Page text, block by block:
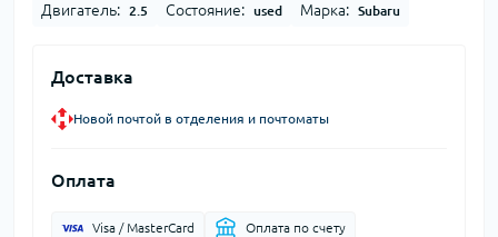
Двигатель: 2.5 Состояние: used Марка: Subaru
Доставка
Новой почтой в отделения и почтоматы
Оплата
Visa / MasterCard Оплата по счету